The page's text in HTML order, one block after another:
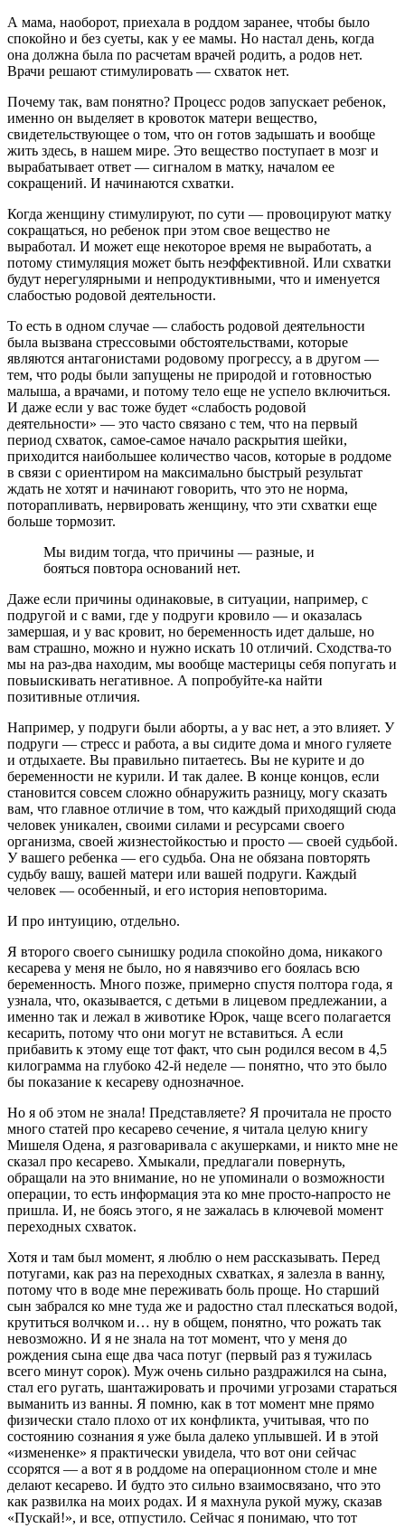
А мама, наоборот, приехала в роддом заранее, чтобы было
спокойно и без суеты, как у ее мамы. Но настал день, когда
она должна была по расчетам врачей родить, а родов нет.
Врачи решают стимулировать — схваток нет.
Почему так, вам понятно? Процесс родов запускает ребенок,
именно он выделяет в кровоток матери вещество,
свидетельствующее о том, что он готов задышать и вообще
жить здесь, в нашем мире. Это вещество поступает в мозг и
вырабатывает ответ — сигналом в матку, началом ее
сокращений. И начинаются схватки.
Когда женщину стимулируют, по сути — провоцируют матку
сокращаться, но ребенок при этом свое вещество не
выработал. И может еще некоторое время не выработать, а
потому стимуляция может быть неэффективной. Или схватки
будут нерегулярными и непродуктивными, что и именуется
слабостью родовой деятельности.
То есть в одном случае — слабость родовой деятельности
была вызвана стрессовыми обстоятельствами, которые
являются антагонистами родовому прогрессу, а в другом —
тем, что роды были запущены не природой и готовностью
малыша, а врачами, и потому тело еще не успело включиться.
И даже если у вас тоже будет «слабость родовой
деятельности» — это часто связано с тем, что на первый
период схваток, самое-самое начало раскрытия шейки,
приходится наибольшее количество часов, которые в роддоме
в связи с ориентиром на максимально быстрый результат
ждать не хотят и начинают говорить, что это не норма,
поторапливать, нервировать женщину, что эти схватки еще
больше тормозит.
Мы видим тогда, что причины — разные, и
бояться повтора оснований нет.
Даже если причины одинаковые, в ситуации, например, с
подругой и с вами, где у подруги кровило — и оказалась
замершая, и у вас кровит, но беременность идет дальше, но
вам страшно, можно и нужно искать 10 отличий. Сходства-то
мы на раз-два находим, мы вообще мастерицы себя попугать и
повыискивать негативное. А попробуйте-ка найти
позитивные отличия.
Например, у подруги были аборты, а у вас нет, а это влияет. У
подруги — стресс и работа, а вы сидите дома и много гуляете
и отдыхаете. Вы правильно питаетесь. Вы не курите и до
беременности не курили. И так далее. В конце концов, если
становится совсем сложно обнаружить разницу, могу сказать
вам, что главное отличие в том, что каждый приходящий сюда
человек уникален, своими силами и ресурсами своего
организма, своей жизнестойкостью и просто — своей судьбой.
У вашего ребенка — его судьба. Она не обязана повторять
судьбу вашу, вашей матери или вашей подруги. Каждый
человек — особенный, и его история неповторима.
И про интуицию, отдельно.
Я второго своего сынишку родила спокойно дома, никакого
кесарева у меня не было, но я навязчиво его боялась всю
беременность. Много позже, примерно спустя полтора года, я
узнала, что, оказывается, с детьми в лицевом предлежании, а
именно так и лежал в животике Юрок, чаще всего полагается
кесарить, потому что они могут не вставиться. А если
прибавить к этому еще тот факт, что сын родился весом в 4,5
килограмма на глубоко 42-й неделе — понятно, что это было
бы показание к кесареву однозначное.
Но я об этом не знала! Представляете? Я прочитала не просто
много статей про кесарево сечение, я читала целую книгу
Мишеля Одена, я разговаривала с акушерками, и никто мне не
сказал про кесарево. Хмыкали, предлагали повернуть,
обращали на это внимание, но не упоминали о возможности
операции, то есть информация эта ко мне просто-напросто не
пришла. И, не боясь этого, я не зажалась в ключевой момент
переходных схваток.
Хотя и там был момент, я люблю о нем рассказывать. Перед
потугами, как раз на переходных схватках, я залезла в ванну,
потому что в воде мне переживать боль проще. Но старший
сын забрался ко мне туда же и радостно стал плескаться водой,
крутиться волчком и… ну в общем, понятно, что рожать так
невозможно. И я не знала на тот момент, что у меня до
рождения сына еще два часа потуг (первый раз я тужилась
всего минут сорок). Муж очень сильно раздражился на сына,
стал его ругать, шантажировать и прочими угрозами стараться
выманить из ванны. Я помню, как в тот момент мне прямо
физически стало плохо от их конфликта, учитывая, что по
состоянию сознания я уже была далеко уплывшей. И в этой
«измененке» я практически увидела, что вот они сейчас
ссорятся — а вот я в роддоме на операционном столе и мне
делают кесарево. И будто это сильно взаимосвязано, что это
как развилка на моих родах. И я махнула рукой мужу, сказав
«Пускай!», и все, отпустило. Сейчас я понимаю, что тот